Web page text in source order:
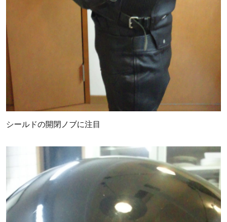
シールドの開閉ノブに注目